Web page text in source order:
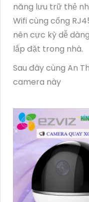
năng lưu trữ thẻ
Wifi cùng cổng
nên cực kỳ dễ
lắp đặt trong nhà.
Sau đây cùng An
camera này